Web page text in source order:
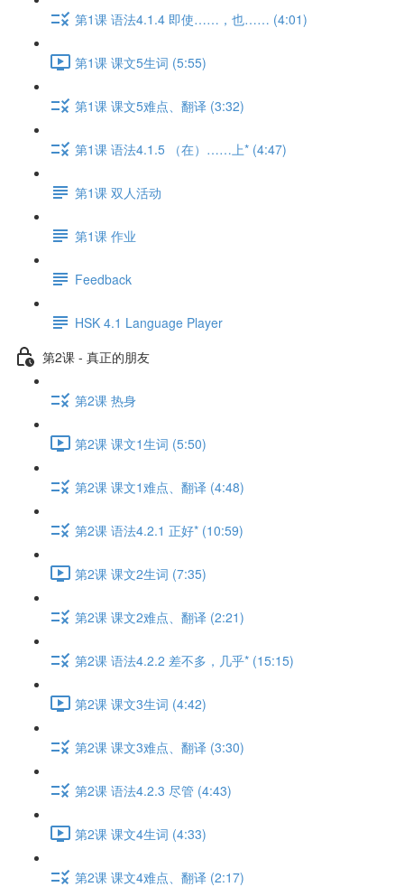
第1课 语法4.1.4 即使……，也…… (4:01)
第1课 课文5生词 (5:55)
第1课 课文5难点、翻译 (3:32)
第1课 语法4.1.5 （在）……上* (4:47)
第1课 双人活动
第1课 作业
Feedback
HSK 4.1 Language Player
第2课 - 真正的朋友
第2课 热身
第2课 课文1生词 (5:50)
第2课 课文1难点、翻译 (4:48)
第2课 语法4.2.1 正好* (10:59)
第2课 课文2生词 (7:35)
第2课 课文2难点、翻译 (2:21)
第2课 语法4.2.2 差不多，几乎* (15:15)
第2课 课文3生词 (4:42)
第2课 课文3难点、翻译 (3:30)
第2课 语法4.2.3 尽管 (4:43)
第2课 课文4生词 (4:33)
第2课 课文4难点、翻译 (2:17)